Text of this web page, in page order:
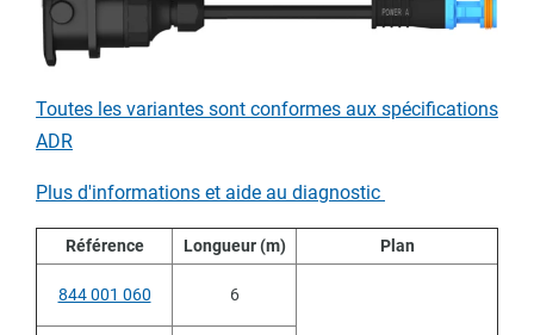
Toutes les variantes sont conformes aux spécifications
ADR
Plus d'informations et aide au diagnostic​​​​​​​
Référence Longueur (m) Plan
844 001 060 6